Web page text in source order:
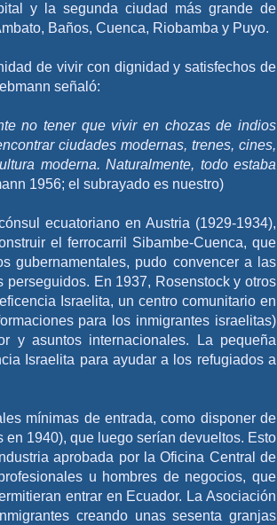
y la segunda ciudad más grande de
Baños, Cuenca, Riobamba y Puyo.
de vivir con dignidad y satisfechos de
señaló:
no tener que vivir en chozas de indios
ciudades modernas, trenes, cines,
moderna. Naturalmente, todo estaba
1956; el subrayado es nuestro)
ecuatoriano en Austria (1929-1934),
el ferrocarril Sibambe-Cuenca, que
gubernamentales, pudo convencer a las
En 1937, Rosenstock y otros
Israelita, un centro comunitario en
para los inmigrantes israelitas)
y asuntos internacionales. La pequeña
Israelita para ayudar a los refugiados a
mínimas de entrada, como disponer de
1940), que luego serían devueltos. Esto
aprobada por la Oficina Central de
u hombres de negocios, que
entrar en Ecuador. La Asociación
creando unas sesenta granjas